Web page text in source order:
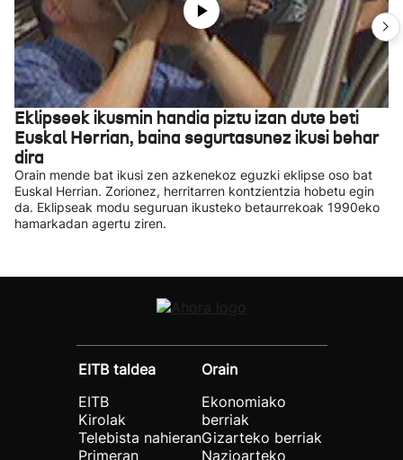
Eklipseek ikusmin handia piztu izan dute beti
Euskal Herrian, baina segurtasunez ikusi behar
dira
Orain mende bat ikusi zen azkenekoz eguzki eklipse oso bat
Euskal Herrian. Zorionez, herritarren kontzientzia hobetu egin
da. Eklipseak modu seguruan ikusteko betaurrekoak 1990eko
hamarkadan agertu ziren.
EITB taldea
EITB
Kirolak
Telebista nahieran
Primeran
Orain
Ekonomiako
berriak
Gizarteko berriak
Nazioarteko